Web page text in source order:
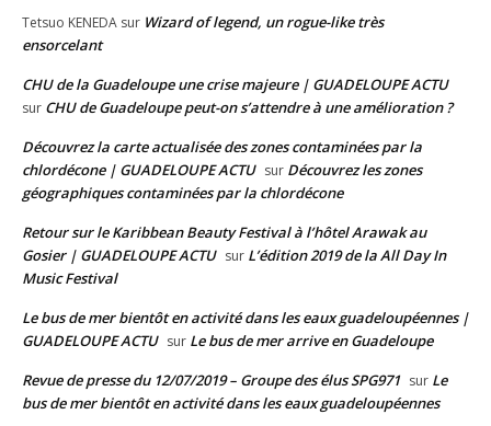
Tetsuo KENEDA sur Wizard of legend, un rogue-like très
ensorcelant
CHU de la Guadeloupe une crise majeure | GUADELOUPE ACTU
sur CHU de Guadeloupe peut-on s’attendre à une amélioration ?
Découvrez la carte actualisée des zones contaminées par la
chlordécone | GUADELOUPE ACTU sur Découvrez les zones
géographiques contaminées par la chlordécone
Retour sur le Karibbean Beauty Festival à l’hôtel Arawak au
Gosier | GUADELOUPE ACTU sur L’édition 2019 de la All Day In
Music Festival
Le bus de mer bientôt en activité dans les eaux guadeloupéennes |
GUADELOUPE ACTU sur Le bus de mer arrive en Guadeloupe
Revue de presse du 12/07/2019 – Groupe des élus SPG971 sur Le
bus de mer bientôt en activité dans les eaux guadeloupéennes